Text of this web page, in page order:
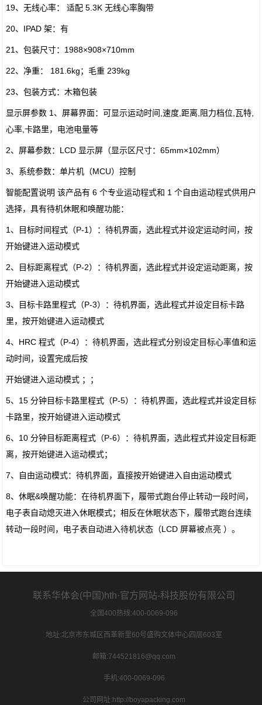
19、无线心率： 适配 5.3K 无线心率胸带
20、IPAD 架：有
21、包装尺寸：1988×908×710mm
22、净重： 181.6kg；毛重 239kg
23、包装方式：木箱包装
显示屏参数 1、屏幕界面：可显示运动时间,速度,距离,阻力档位,瓦特,
心率,卡路里，电池电量等
2、屏幕参数：LCD 显示屏（显示区尺寸：65mm×102mm）
3、系统参数：单片机（MCU）控制
智能配置说明 该产品有 6 个专业运动程式和 1 个自由运动程式供用户
选择，具有待机休眠和唤醒功能：
1、目标时间程式（P-1）：待机界面，选此程式并设定运动时间，按
开始键进入运动模式
2、目标距离程式（P-2）：待机界面，选此程式并设定运动距离，按
开始键进入运动模式
3、目标卡路里程式（P-3）：待机界面，选此程式并设定目标卡路
里，按开始键进入运动模式
4、HRC 程式（P-4）：待机界面，选此程式分别设定目标心率值和运
动时间，设置完成后按
开始键进入运动模式 ；；
5、15 分钟目标卡路里程式（P-5）：待机界面，选此程式并设定目标
卡路里，按开始键进入运动模式
6、10 分钟目标距离程式（P-6）：待机界面，选此程式并设定目标距
离，按开始键进入运动模式；
7、自由运动模式：待机界面，直接按开始键进入自由运动模式
8、休眠&唤醒功能：在待机界面下，履带式跑台停止转动一段时间，
电子表自动熄灭进入休眠模式；相反在休眠状态下，履带式跑台连续
转动一段时间，电子表自动进入待机状态（LCD 屏幕被点亮 ）。
联系华体会(中国)hth·官方网站-科技股份有限公司
全国400热线:400-0069-096
地址:北京市东城区西革新里60号盛购文体中心四层603室
邮箱:744521816@qq.com
手机:400-0069-096
公司网址:http://boyapacking.com